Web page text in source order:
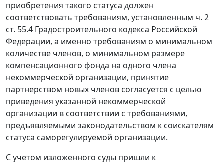
приобретения такого статуса должен
соответствовать требованиям, установленным ч. 2
ст. 55.4 Градостроительного кодекса Российской
Федерации, а именно требованиям о минимальном
количестве членов, о минимальном размере
компенсационного фонда на одного члена
некоммерческой организации, принятие
партнерством новых членов согласуется с целью
приведения указанной некоммерческой
организации в соответствии с требованиями,
предъявляемыми законодательством к соискателям
статуса саморегулируемой организации.
С учетом изложенного суды пришли к